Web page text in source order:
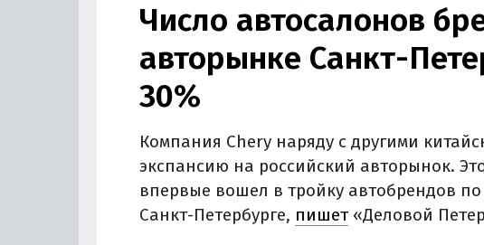
Число автосалонов
авторынке Санкт-
30%
Компания Chery наряду с другими
экспансию на российский авторынок.
впервые вошел в тройку автобрендов
Санкт-Петербурге, пишет«Деловой